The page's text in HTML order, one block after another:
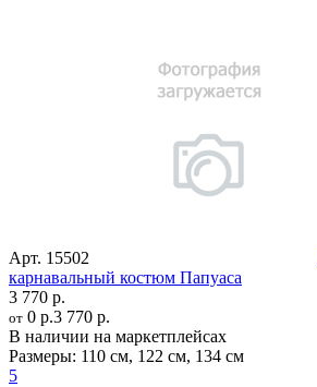
Арт. 15502
карнавальный костюм Папуаса
3 770 р.
от 0 р.3 770 р.
В наличии на маркетплейсах
Размеры: 110 см, 122 см, 134 см
5